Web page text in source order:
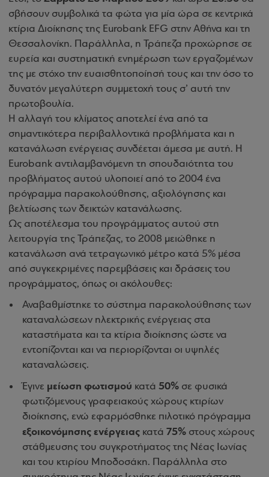
σβήσουν συμβολικά τα φώτα για μία ώρα σε κεντρικά
κτίρια Διοίκησης της Eurobank EFG στην Αθήνα και τη
Θεσσαλονίκη. Παράλληλα, η Τράπεζα προχώρησε σε
ευρεία και συστηματική ενημέρωση των εργαζομένων
της με στόχο την ευαισθητοποίησή τους και την όσο το
δυνατόν μεγαλύτερη συμμετοχή τους σ’ αυτή την
πρωτοβουλία.
Η αλλαγή του κλίματος αποτελεί ένα από τα
σημαντικότερα περιβαλλοντικά προβλήματα και η
κατανάλωση ενέργειας συνδέεται άμεσα με αυτή. H
Eurobank αντιλαμβανόμενη τη σπουδαιότητα του
προβλήματος αυτού υλοποιεί από το 2004 ένα
πρόγραμμα παρακολούθησης, αξιολόγησης και
βελτίωσης των δεικτών κατανάλωσης.
Ως αποτέλεσμα του προγράμματος αυτού στη
λειτουργία της Τράπεζας, το 2008 μειώθηκε η
κατανάλωση ανά τετραγωνικό μέτρο κατά 5% μέσα
από συγκεκριμένες παρεμβάσεις και δράσεις του
προγράμματος, όπως οι ακόλουθες:
Αναβαθμίστηκε το σύστημα παρακολούθησης των
καταναλώσεων ηλεκτρικής ενέργειας στα
καταστήματα και τα κτίρια διοίκησης ώστε να
εντοπίζονται και να περιορίζονται οι υψηλές
καταναλώσεις.
Έγινε μείωση φωτισμού κατά 50% σε φυσικά
φωτιζόμενους γραφειακούς χώρους κτιρίων
διοίκησης, ενώ εφαρμόσθηκε πιλοτικό πρόγραμμα
εξοικονόμησης ενέργειας κατά 75% στους χώρους
στάθμευσης του συγκροτήματος της Νέας Ιωνίας
και του κτιρίου Μποδοσάκη. Παράλληλα στο